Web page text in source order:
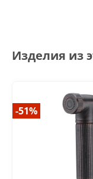
Изделия из
-51%